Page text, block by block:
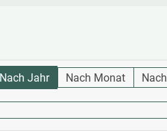
Nach Jahr Nach Monat